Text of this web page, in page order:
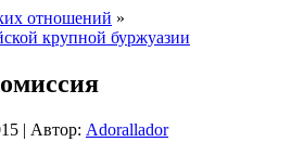
отношений »
крупной буржуазии
| Автор: Adorallador